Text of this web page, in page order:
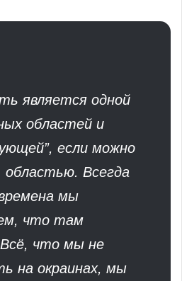
является одной
областей и
если можно
областью. Всегда
мы
что там
что мы не
на окраинах, мы